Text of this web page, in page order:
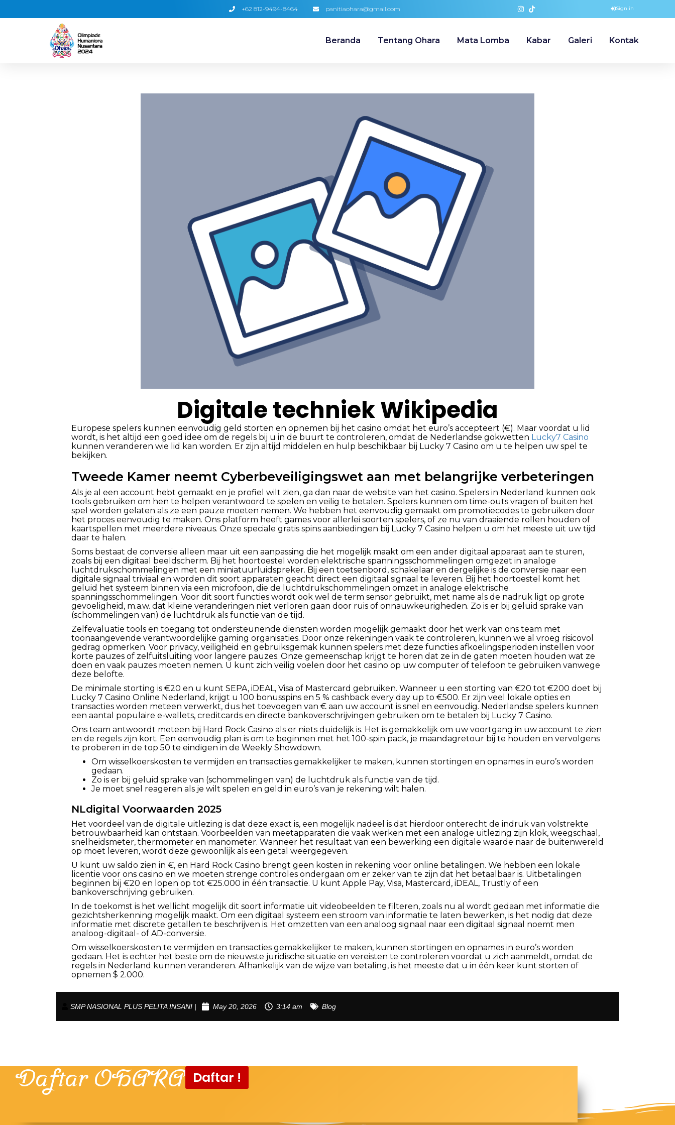
+62 812-9494-8464 panitiaohara@gmail.com Sign in
Beranda Tentang Ohara Mata Lomba Kabar Galeri Kontak
Digitale techniek Wikipedia
Europese spelers kunnen eenvoudig geld storten en opnemen bij het casino omdat het euro’s accepteert (€). Maar voordat u lid
wordt, is het altijd een goed idee om de regels bij u in de buurt te controleren, omdat de Nederlandse gokwetten Lucky7 Casino
kunnen veranderen wie lid kan worden. Er zijn altijd middelen en hulp beschikbaar bij Lucky 7 Casino om u te helpen uw spel te
bekijken.
Tweede Kamer neemt Cyberbeveiligingswet aan met belangrijke verbeteringen
Als je al een account hebt gemaakt en je profiel wilt zien, ga dan naar de website van het casino. Spelers in Nederland kunnen ook
tools gebruiken om hen te helpen verantwoord te spelen en veilig te betalen. Spelers kunnen om time-outs vragen of buiten het
spel worden gelaten als ze een pauze moeten nemen. We hebben het eenvoudig gemaakt om promotiecodes te gebruiken door
het proces eenvoudig te maken. Ons platform heeft games voor allerlei soorten spelers, of ze nu van draaiende rollen houden of
kaartspellen met meerdere niveaus. Onze speciale gratis spins aanbiedingen bij Lucky 7 Casino helpen u om het meeste uit uw tijd
daar te halen.
Soms bestaat de conversie alleen maar uit een aanpassing die het mogelijk maakt om een ander digitaal apparaat aan te sturen,
zoals bij een digitaal beeldscherm. Bij het hoortoestel worden elektrische spanningsschommelingen omgezet in analoge
luchtdrukschommelingen met een miniatuurluidspreker. Bij een toetsenbord, schakelaar en dergelijke is de conversie naar een
digitale signaal triviaal en worden dit soort apparaten geacht direct een digitaal signaal te leveren. Bij het hoortoestel komt het
geluid het systeem binnen via een microfoon, die de luchtdrukschommelingen omzet in analoge elektrische
spanningsschommelingen. Voor dit soort functies wordt ook wel de term sensor gebruikt, met name als de nadruk ligt op grote
gevoeligheid, m.a.w. dat kleine veranderingen niet verloren gaan door ruis of onnauwkeurigheden. Zo is er bij geluid sprake van
(schommelingen van) de luchtdruk als functie van de tijd.
Zelfevaluatie tools en toegang tot ondersteunende diensten worden mogelijk gemaakt door het werk van ons team met
toonaangevende verantwoordelijke gaming organisaties. Door onze rekeningen vaak te controleren, kunnen we al vroeg risicovol
gedrag opmerken. Voor privacy, veiligheid en gebruiksgemak kunnen spelers met deze functies afkoelingsperioden instellen voor
korte pauzes of zelfuitsluiting voor langere pauzes. Onze gemeenschap krijgt te horen dat ze in de gaten moeten houden wat ze
doen en vaak pauzes moeten nemen. U kunt zich veilig voelen door het casino op uw computer of telefoon te gebruiken vanwege
deze belofte.
De minimale storting is €20 en u kunt SEPA, iDEAL, Visa of Mastercard gebruiken. Wanneer u een storting van €20 tot €200 doet bij
Lucky 7 Casino Online Nederland, krijgt u 100 bonusspins en 5 % cashback every day up to €500. Er zijn veel lokale opties en
transacties worden meteen verwerkt, dus het toevoegen van € aan uw account is snel en eenvoudig. Nederlandse spelers kunnen
een aantal populaire e-wallets, creditcards en directe bankoverschrijvingen gebruiken om te betalen bij Lucky 7 Casino.
Ons team antwoordt meteen bij Hard Rock Casino als er niets duidelijk is. Het is gemakkelijk om uw voortgang in uw account te zien
en de regels zijn kort. Een eenvoudig plan is om te beginnen met het 100-spin pack, je maandagretour bij te houden en vervolgens
te proberen in de top 50 te eindigen in de Weekly Showdown.
Om wisselkoerskosten te vermijden en transacties gemakkelijker te maken, kunnen stortingen en opnames in euro’s worden
gedaan.
Zo is er bij geluid sprake van (schommelingen van) de luchtdruk als functie van de tijd.
Je moet snel reageren als je wilt spelen en geld in euro’s van je rekening wilt halen.
NLdigital Voorwaarden 2025
Het voordeel van de digitale uitlezing is dat deze exact is, een mogelijk nadeel is dat hierdoor onterecht de indruk van volstrekte
betrouwbaarheid kan ontstaan. Voorbeelden van meetapparaten die vaak werken met een analoge uitlezing zijn klok, weegschaal,
snelheidsmeter, thermometer en manometer. Wanneer het resultaat van een bewerking een digitale waarde naar de buitenwereld
op moet leveren, wordt deze gewoonlijk als een getal weergegeven.
U kunt uw saldo zien in €, en Hard Rock Casino brengt geen kosten in rekening voor online betalingen. We hebben een lokale
licentie voor ons casino en we moeten strenge controles ondergaan om er zeker van te zijn dat het betaalbaar is. Uitbetalingen
beginnen bij €20 en lopen op tot €25.000 in één transactie. U kunt Apple Pay, Visa, Mastercard, iDEAL, Trustly of een
bankoverschrijving gebruiken.
In de toekomst is het wellicht mogelijk dit soort informatie uit videobeelden te filteren, zoals nu al wordt gedaan met informatie die
gezichtsherkenning mogelijk maakt. Om een digitaal systeem een stroom van informatie te laten bewerken, is het nodig dat deze
informatie met discrete getallen te beschrijven is. Het omzetten van een analoog signaal naar een digitaal signaal noemt men
analoog-digitaal- of AD-conversie.
Om wisselkoerskosten te vermijden en transacties gemakkelijker te maken, kunnen stortingen en opnames in euro’s worden
gedaan. Het is echter het beste om de nieuwste juridische situatie en vereisten te controleren voordat u zich aanmeldt, omdat de
regels in Nederland kunnen veranderen. Afhankelijk van de wijze van betaling, is het meeste dat u in één keer kunt storten of
opnemen $ 2.000.
SMP NASIONAL PLUS PELITA INSANI | May 20, 2026 3:14 am Blog
Daftar OHARA Daftar !